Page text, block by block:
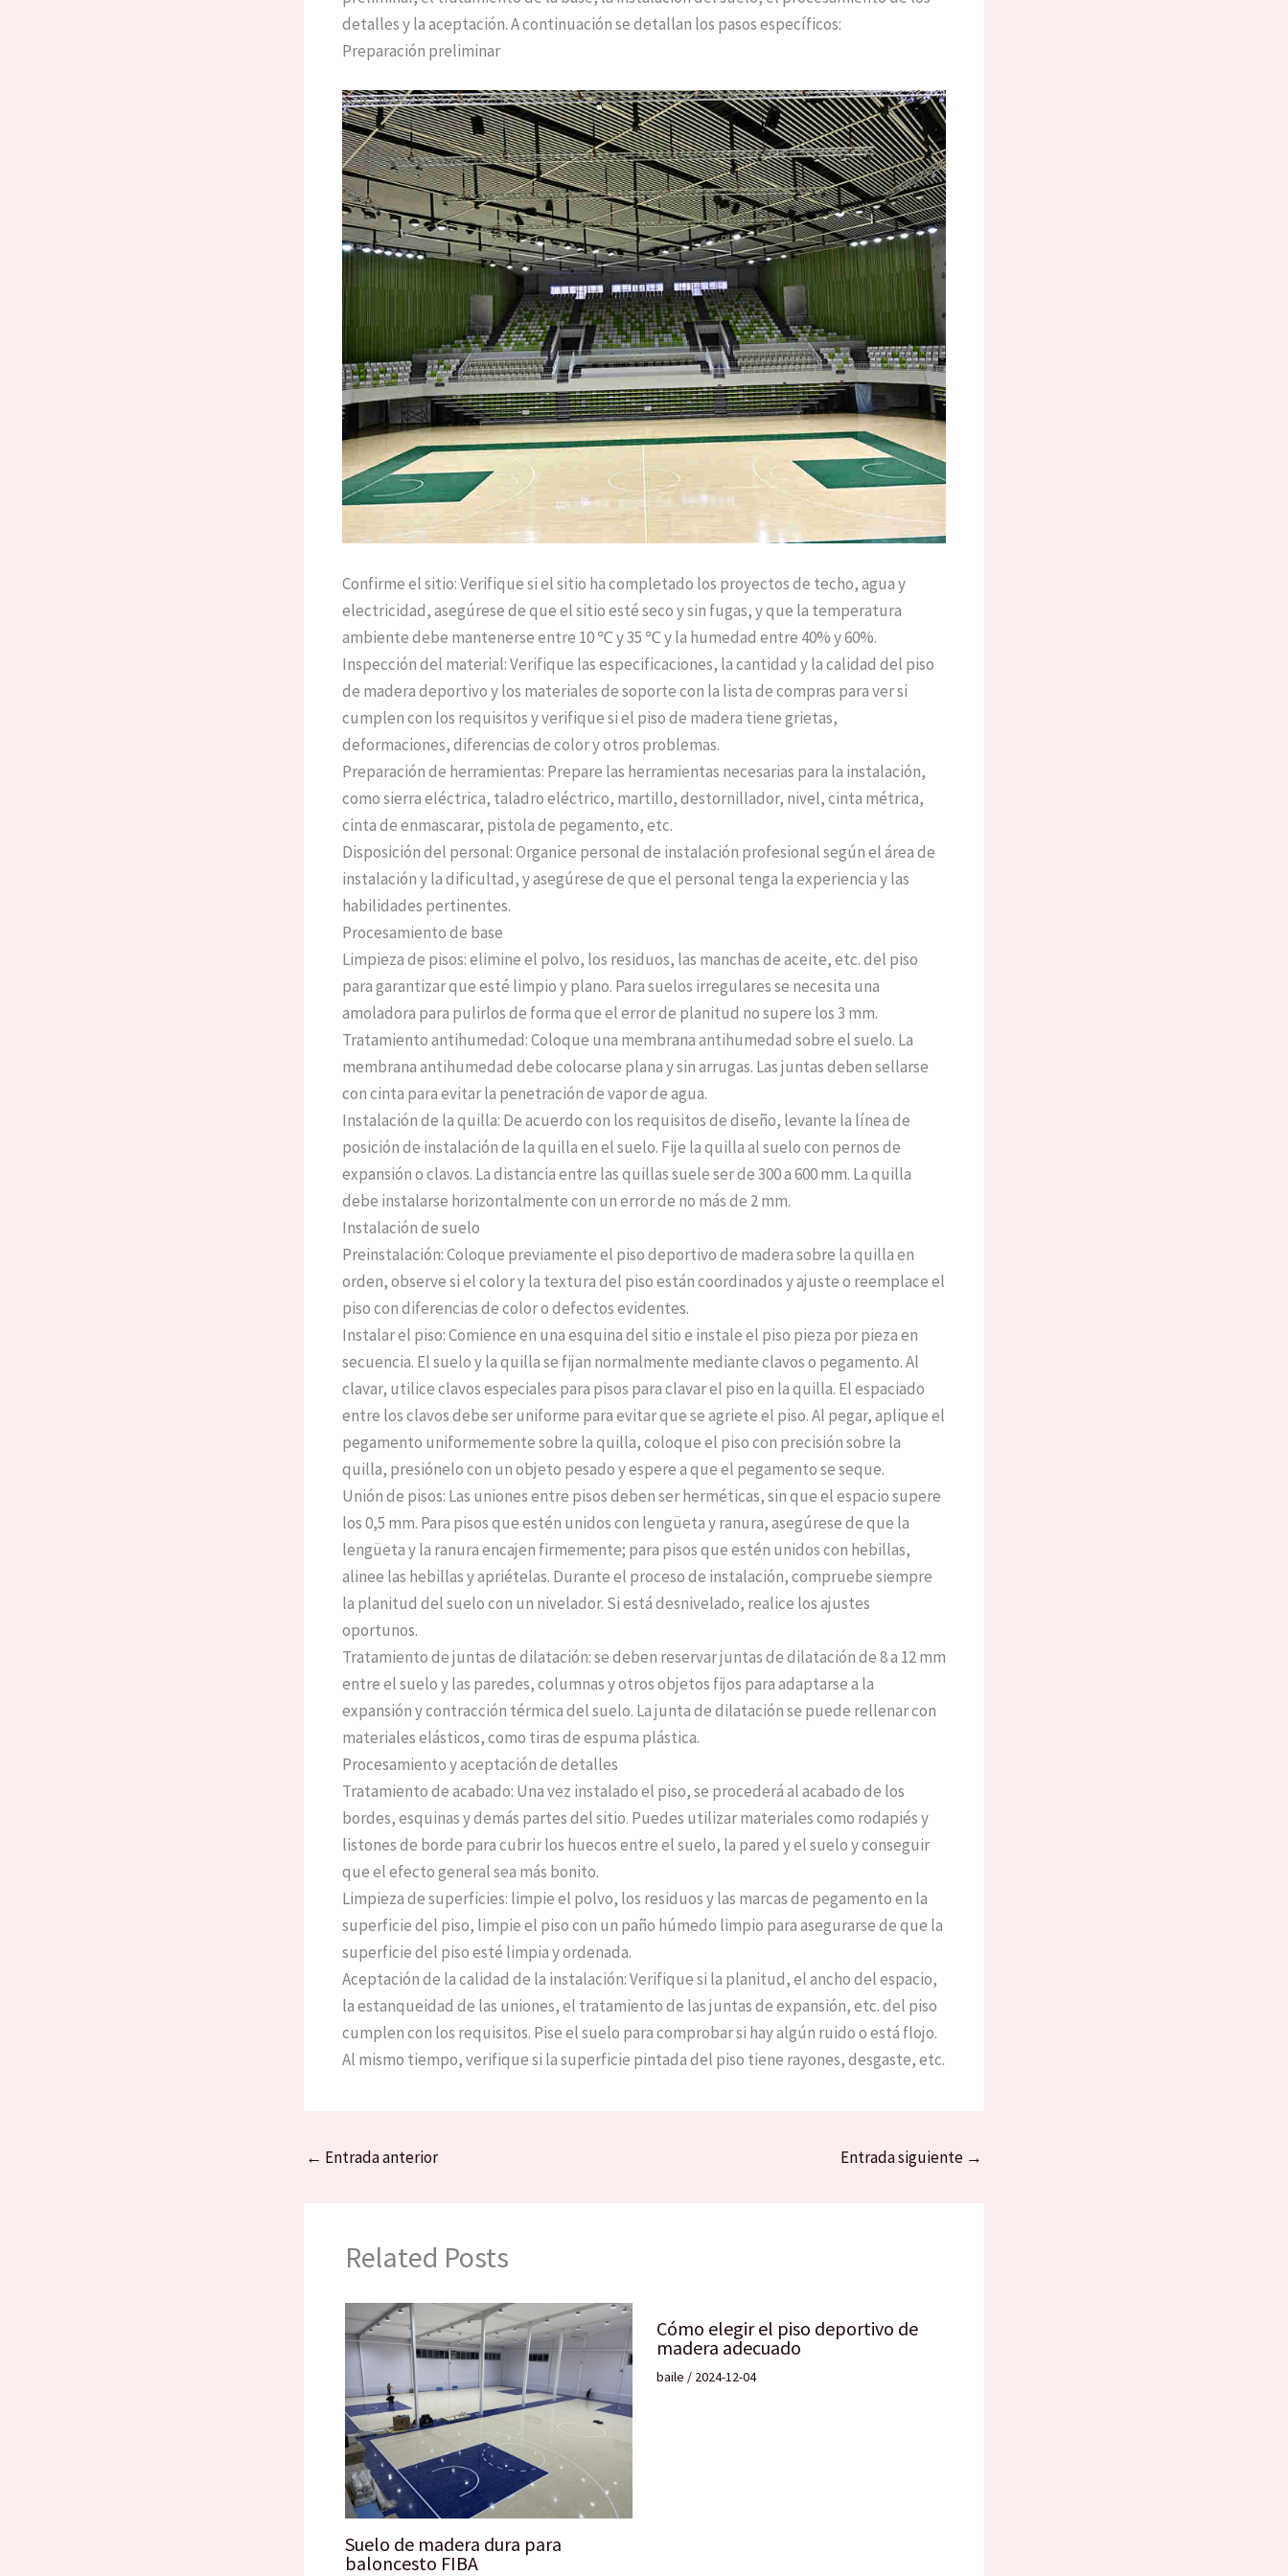
detalles y la aceptación. A continuación se detallan los pasos específicos:
Preparación preliminar
Confirme el sitio: Verifique si el sitio ha completado los proyectos de techo, agua y
electricidad, asegúrese de que el sitio esté seco y sin fugas, y que la temperatura
ambiente debe mantenerse entre 10 ℃ y 35 ℃ y la humedad entre 40% y 60%.
Inspección del material: Verifique las especificaciones, la cantidad y la calidad del piso
de madera deportivo y los materiales de soporte con la lista de compras para ver si
cumplen con los requisitos y verifique si el piso de madera tiene grietas,
deformaciones, diferencias de color y otros problemas.
Preparación de herramientas: Prepare las herramientas necesarias para la instalación,
como sierra eléctrica, taladro eléctrico, martillo, destornillador, nivel, cinta métrica,
cinta de enmascarar, pistola de pegamento, etc.
Disposición del personal: Organice personal de instalación profesional según el área de
instalación y la dificultad, y asegúrese de que el personal tenga la experiencia y las
habilidades pertinentes.
Procesamiento de base
Limpieza de pisos: elimine el polvo, los residuos, las manchas de aceite, etc. del piso
para garantizar que esté limpio y plano. Para suelos irregulares se necesita una
amoladora para pulirlos de forma que el error de planitud no supere los 3 mm.
Tratamiento antihumedad: Coloque una membrana antihumedad sobre el suelo. La
membrana antihumedad debe colocarse plana y sin arrugas. Las juntas deben sellarse
con cinta para evitar la penetración de vapor de agua.
Instalación de la quilla: De acuerdo con los requisitos de diseño, levante la línea de
posición de instalación de la quilla en el suelo. Fije la quilla al suelo con pernos de
expansión o clavos. La distancia entre las quillas suele ser de 300 a 600 mm. La quilla
debe instalarse horizontalmente con un error de no más de 2 mm.
Instalación de suelo
Preinstalación: Coloque previamente el piso deportivo de madera sobre la quilla en
orden, observe si el color y la textura del piso están coordinados y ajuste o reemplace el
piso con diferencias de color o defectos evidentes.
Instalar el piso: Comience en una esquina del sitio e instale el piso pieza por pieza en
secuencia. El suelo y la quilla se fijan normalmente mediante clavos o pegamento. Al
clavar, utilice clavos especiales para pisos para clavar el piso en la quilla. El espaciado
entre los clavos debe ser uniforme para evitar que se agriete el piso. Al pegar, aplique el
pegamento uniformemente sobre la quilla, coloque el piso con precisión sobre la
quilla, presiónelo con un objeto pesado y espere a que el pegamento se seque.
Unión de pisos: Las uniones entre pisos deben ser herméticas, sin que el espacio supere
los 0,5 mm. Para pisos que estén unidos con lengüeta y ranura, asegúrese de que la
lengüeta y la ranura encajen firmemente; para pisos que estén unidos con hebillas,
alinee las hebillas y apriételas. Durante el proceso de instalación, compruebe siempre
la planitud del suelo con un nivelador. Si está desnivelado, realice los ajustes
oportunos.
Tratamiento de juntas de dilatación: se deben reservar juntas de dilatación de 8 a 12 mm
entre el suelo y las paredes, columnas y otros objetos fijos para adaptarse a la
expansión y contracción térmica del suelo. La junta de dilatación se puede rellenar con
materiales elásticos, como tiras de espuma plástica.
Procesamiento y aceptación de detalles
Tratamiento de acabado: Una vez instalado el piso, se procederá al acabado de los
bordes, esquinas y demás partes del sitio. Puedes utilizar materiales como rodapiés y
listones de borde para cubrir los huecos entre el suelo, la pared y el suelo y conseguir
que el efecto general sea más bonito.
Limpieza de superficies: limpie el polvo, los residuos y las marcas de pegamento en la
superficie del piso, limpie el piso con un paño húmedo limpio para asegurarse de que la
superficie del piso esté limpia y ordenada.
Aceptación de la calidad de la instalación: Verifique si la planitud, el ancho del espacio,
la estanqueidad de las uniones, el tratamiento de las juntas de expansión, etc. del piso
cumplen con los requisitos. Pise el suelo para comprobar si hay algún ruido o está flojo.
Al mismo tiempo, verifique si la superficie pintada del piso tiene rayones, desgaste, etc.
← Entrada anterior Entrada siguiente →
Related Posts
Suelo de madera dura para
baloncesto FIBA
Cómo elegir el piso deportivo de
madera adecuado
baile / 2024-12-04